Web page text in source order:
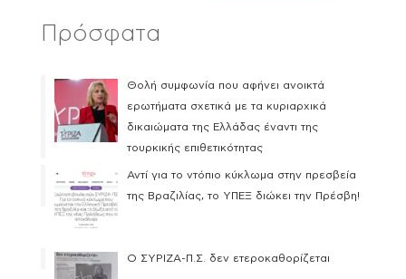
Πρόσφατα
Θολή συμφωνία που αφήνει ανοικτά
ερωτήματα σχετικά με τα κυριαρχικά
δικαιώματα της Ελλάδας έναντι της
τουρκικής επιθετικότητας
Αντί για το ντόπιο κύκλωμα στην πρεσβεία
της Βραζιλίας, το ΥΠΕΞ διώκει την Πρέσβη!
Ο ΣΥΡΙΖΑ-Π.Σ. δεν ετεροκαθορίζεται